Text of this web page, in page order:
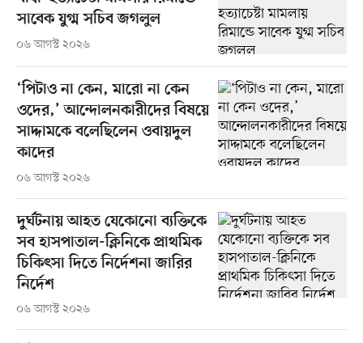
সাবেক যুগ্ম সচিব জগলুল
০৬ আগস্ট ২০২৬
‘পিটাও না কেন, মারো না কেন
ওদের,’ আন্দোলনকারীদের বিষয়ে
সাদ্দামকে বলেছিলেন ওবায়দুল
কাদের
০৬ আগস্ট ২০২৬
দুর্ঘটনায় আহত যেকোনো ব্যক্তিকে
সব হাসপাতাল-ক্লিনিকে প্রাথমিক
চিকিৎসা দিতে নির্দেশনা জারির
নির্দেশ
০৬ আগস্ট ২০২৬